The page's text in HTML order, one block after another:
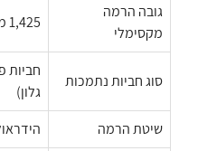
גובה הרמה
מקסימלי
1,425 מ"מ (כ-1.4 מטר)
סוג חביות נתמכות
גלון)
שיטת הרמה